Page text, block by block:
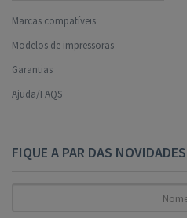
Marcas compatíveis
Modelos de impressoras
Garantias
Ajuda/FAQS
FIQUE A PAR DAS NOVIDADES